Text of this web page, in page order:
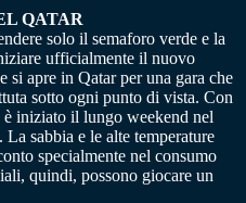
QATAR
solo il semaforo verde e la
ufficialmente il nuovo
apre in Qatar per una gara che
sotto ogni punto di vista. Con
iniziato il lungo weekend nel
sabbia e le alte temperature
specialmente nel consumo
quindi, possono giocare un